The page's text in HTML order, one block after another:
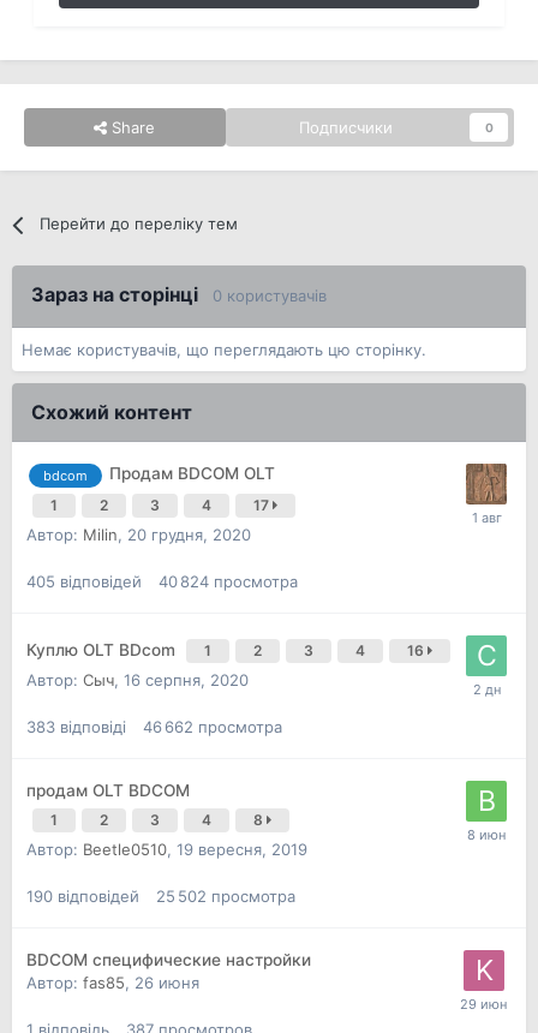
Share Подписчики 0
Перейти до переліку тем
Зараз на сторінці 0 користувачів
Немає користувачів, що переглядають цю сторінку.
Схожий контент
bdcom Продам BDCOM OLT
1 2 3 4 17
Автор: Milin, 20 грудня, 2020
405 відповідей 40 824 просмотра
Куплю OLT BDcom 1 2 3 4 16
Автор: Сыч, 16 серпня, 2020
383 відповіді 46 662 просмотра
продам OLT BDCOM
1 2 3 4 8
Автор: Beetle0510, 19 вересня, 2019
190 відповідей 25 502 просмотра
BDCOM специфические настройки
Автор: fas85, 26 июня
1 відповідь 387 просмотров